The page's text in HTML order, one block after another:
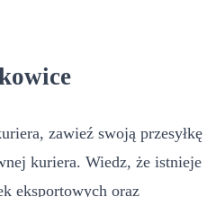
zawieź swoją przesyłkę
kuriera. Wiedz, że istnieje
eksportowych oraz